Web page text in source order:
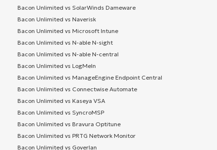
Bacon Unlimited vs SolarWinds Dameware
Bacon Unlimited vs Naverisk
Bacon Unlimited vs Microsoft Intune
Bacon Unlimited vs N-able N-sight
Bacon Unlimited vs N-able N-central
Bacon Unlimited vs LogMeIn
Bacon Unlimited vs ManageEngine Endpoint Central
Bacon Unlimited vs Connectwise Automate
Bacon Unlimited vs Kaseya VSA
Bacon Unlimited vs SyncroMSP
Bacon Unlimited vs Bravura Optitune
Bacon Unlimited vs PRTG Network Monitor
Bacon Unlimited vs Goverlan